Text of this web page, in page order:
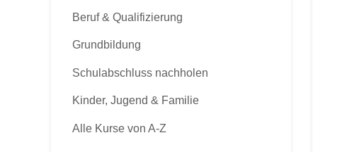
Beruf & Qualifizierung
Grundbildung
Schulabschluss nachholen
Kinder, Jugend & Familie
Alle Kurse von A-Z